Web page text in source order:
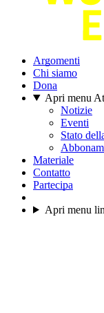
Argomenti
Chi siamo
Dona
Apri menu
Notizie
Eventi
Stato
Materiale
Contatto
Partecipa
Apri menu